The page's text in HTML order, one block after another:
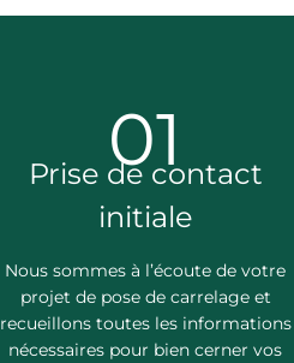
01
Prise de contact
initiale
Nous sommes à l’écoute de votre
projet de pose de carrelage et
recueillons toutes les informations
nécessaires pour bien cerner vos